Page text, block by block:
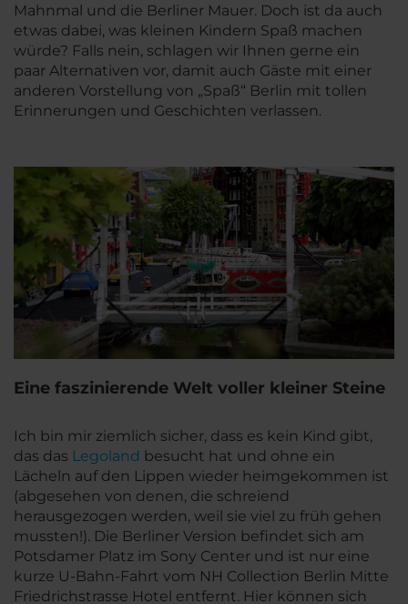
Mahnmal und die Berliner Mauer. Doch ist da auch
etwas dabei, was kleinen Kindern Spaß machen
würde? Falls nein, schlagen wir Ihnen gerne ein
paar Alternativen vor, damit auch Gäste mit einer
anderen Vorstellung von „Spaß“ Berlin mit tollen
Erinnerungen und Geschichten verlassen.
Eine faszinierende Welt voller kleiner Steine
Ich bin mir ziemlich sicher, dass es kein Kind gibt,
das das Legoland besucht hat und ohne ein
Lächeln auf den Lippen wieder heimgekommen ist
(abgesehen von denen, die schreiend
herausgezogen werden, weil sie viel zu früh gehen
mussten!). Die Berliner Version befindet sich am
Potsdamer Platz im Sony Center und ist nur eine
kurze U-Bahn-Fahrt vom NH Collection Berlin Mitte
Friedrichstrasse Hotel entfernt. Hier können sich